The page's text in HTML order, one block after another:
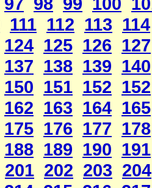
111 112 113 114
124 125 126 127
137 138 139 140
150 151 152 152
162 163 164 165
175 176 177 178
188 189 190 191
201 202 203 204